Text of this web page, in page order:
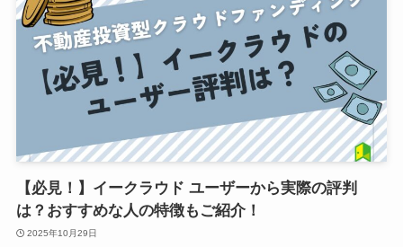
【必見！】イークラウド ユーザーから実際の評判
は？おすすめな人の特徴もご紹介！
2025年10月29日